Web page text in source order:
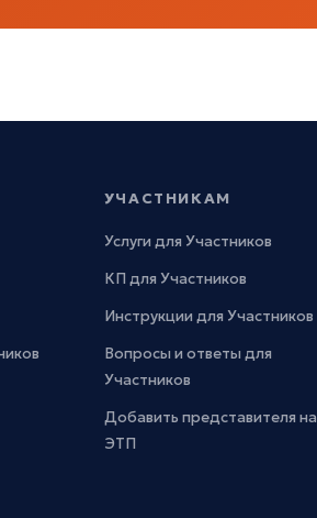
УЧАСТНИКАМ
Услуги для Участников
КП для Участников
Инструкции для Участников
Вопросы и ответы для
Участников
Добавить представителя на
ЭТП